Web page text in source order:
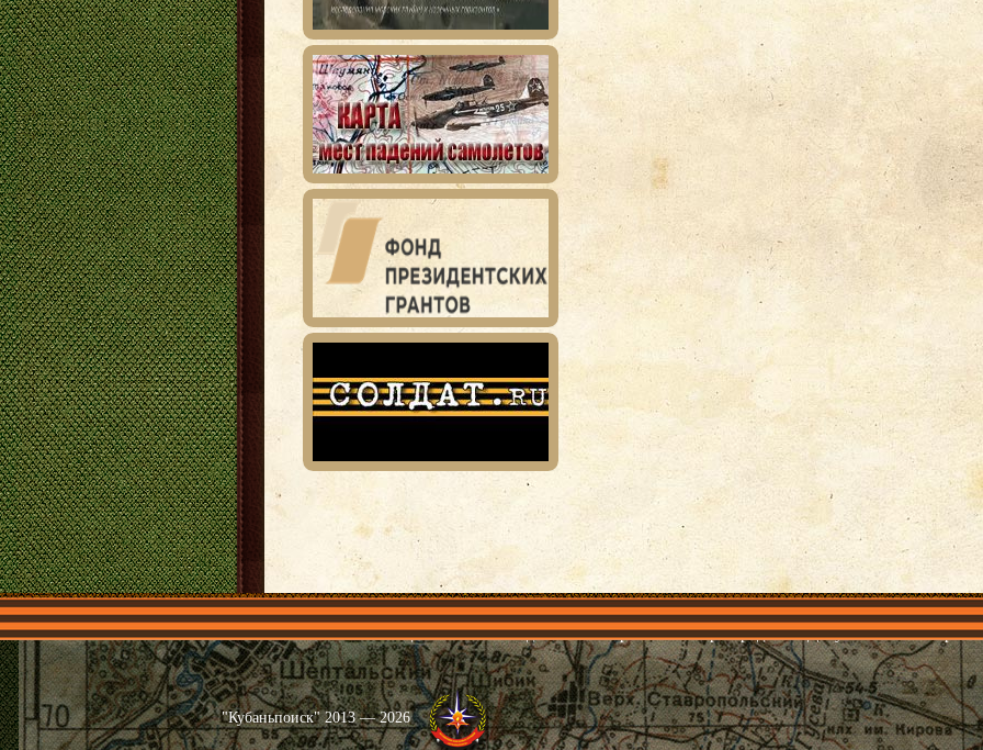
Главная Имена Общественные объединения Проекты Герои рядом Документы Галерея
"Кубаньпоиск" 2013 — 2026